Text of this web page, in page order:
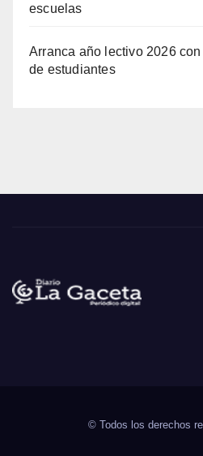
escuelas
Arranca año lectivo 2026
de estudiantes
© Todos los derechos